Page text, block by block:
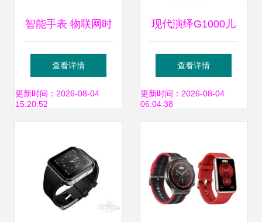
智能手表 物联网时
代的健康与效率伙
伴
查看详情
更新时间：2026-08-04
15:20:52
现代演绎G1000儿
童智能手表 蓝色豪
华版体验
查看详情
更新时间：2026-08-04
06:04:38